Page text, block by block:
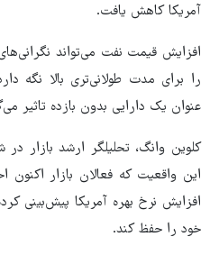
آمریکا کاهش یافت.
افزایش قیمت نفت می‌تواند
را برای مدت طولانی‌تری بالا نگه
عنوان یک دارایی بدون بازده تاثیر
این واقعیت که فعالان بازار
افزایش نرخ بهره آمریکا پیش‌بینی
خود را حفظ کند.